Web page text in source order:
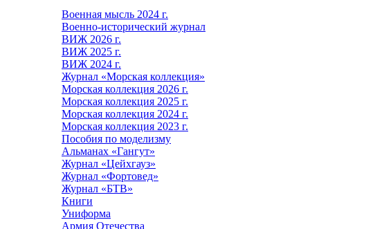
Военная мысль 2024 г.
Военно-исторический журнал
ВИЖ 2026 г.
ВИЖ 2025 г.
ВИЖ 2024 г.
Журнал «Морская коллекция»
Морская коллекция 2026 г.
Морская коллекция 2025 г.
Морская коллекция 2024 г.
Морская коллекция 2023 г.
Пособия по моделизму
Альманах «Гангут»
Журнал «Цейхгауз»
Журнал «Фортовед»
Журнал «БТВ»
Книги
Униформа
Армия Отечества